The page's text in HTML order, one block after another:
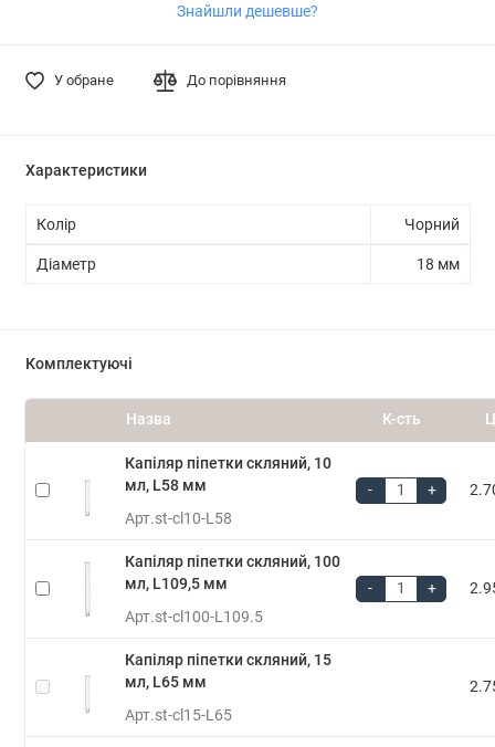
Знайшли дешевше?
У обране До порівняння
Характеристики
Колір Чорний
Діаметр 18 мм
Комплектуючі
Назва К-сть
Капіляр піпетки скляний, 10
мл, L58 мм
Арт.st-cl10-L58
- +
Капіляр піпетки скляний, 100
мл, L109,5 мм
Арт.st-cl100-L109.5
- +
Капіляр піпетки скляний, 15
мл, L65 мм
Арт.st-cl15-L65